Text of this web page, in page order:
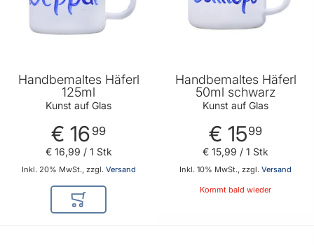
Handbemaltes Häferl
125ml
Kunst auf Glas
€ 16 99
Inkl. 20% MwSt., zzgl. Versand
€ 16,99 / 1 Stk
In den Warenkorb
Handbemaltes Häferl
50ml schwarz
Kunst auf Glas
€ 1599
Inkl. 10% MwSt., zzgl. Versand
€ 15,99 / 1 Stk
Kommt bald wieder